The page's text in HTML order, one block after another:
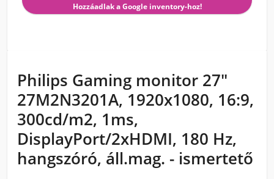
Hozzáadlak a Google inventory-hoz!
Philips Gaming monitor 27"
27M2N3201A, 1920x1080, 16:9,
300cd/m2, 1ms,
DisplayPort/2xHDMI, 180 Hz,
hangszóró, áll.mag. - ismertető